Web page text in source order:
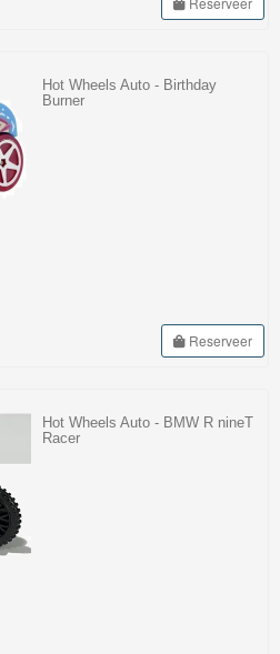
Hot Wheels Auto - Birthday
Burner
Reserveer
Hot Wheels Auto - BMW R nineT
Racer